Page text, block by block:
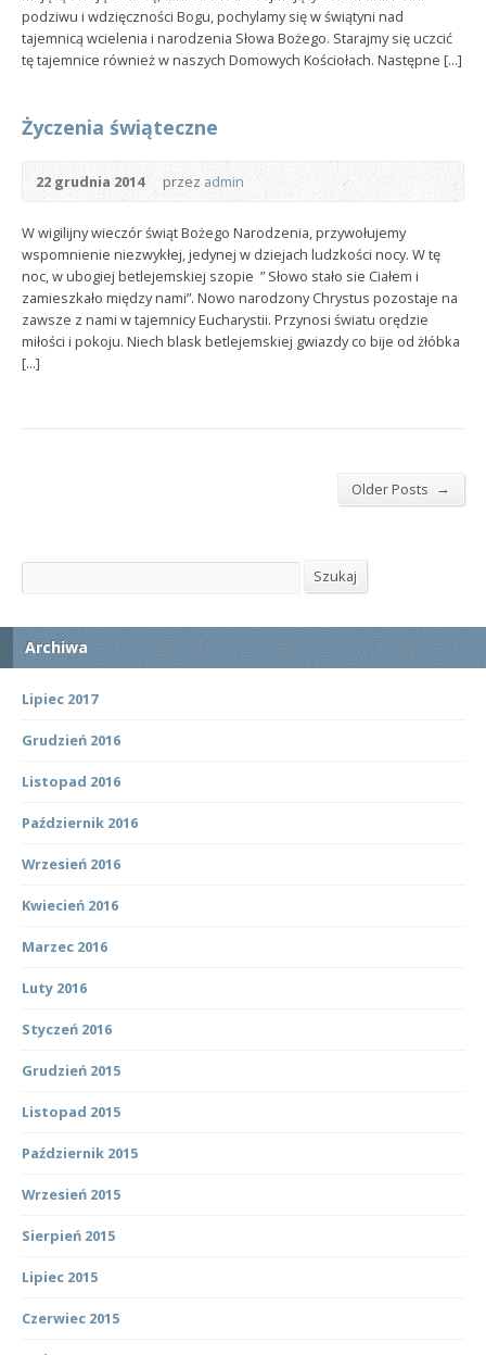
podziwu i wdzięczności Bogu, pochylamy się w świątyni nad
tajemnicą wcielenia i narodzenia Słowa Bożego. Starajmy się uczcić
tę tajemnice również w naszych Domowych Kościołach. Następne [...]
Życzenia świąteczne
22 grudnia 2014 przez admin
W wigilijny wieczór świąt Bożego Narodzenia, przywołujemy
wspomnienie niezwykłej, jedynej w dziejach ludzkości nocy. W tę
noc, w ubogiej betlejemskiej szopie ” Słowo stało sie Ciałem i
zamieszkało między nami”. Nowo narodzony Chrystus pozostaje na
zawsze z nami w tajemnicy Eucharystii. Przynosi światu orędzie
miłości i pokoju. Niech blask betlejemskiej gwiazdy co bije od żłóbka
[...]
Older Posts →
Szukaj Szukaj
Archiwa
Lipiec 2017
Grudzień 2016
Listopad 2016
Październik 2016
Wrzesień 2016
Kwiecień 2016
Marzec 2016
Luty 2016
Styczeń 2016
Grudzień 2015
Listopad 2015
Październik 2015
Wrzesień 2015
Sierpień 2015
Lipiec 2015
Czerwiec 2015